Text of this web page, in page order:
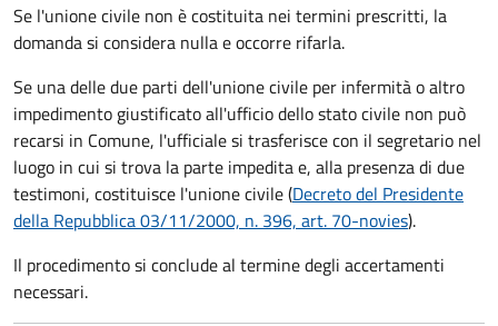
Se l'unione civile non è costituita nei termini prescritti, la
domanda si considera nulla e occorre rifarla.
Se una delle due parti dell'unione civile per infermità o altro
impedimento giustificato all'ufficio dello stato civile non può
recarsi in Comune, l'ufficiale si trasferisce con il segretario nel
luogo in cui si trova la parte impedita e, alla presenza di due
testimoni, costituisce l'unione civile (Decreto del Presidente
della Repubblica 03/11/2000, n. 396, art. 70-novies).
Il procedimento si conclude al termine degli accertamenti
necessari.